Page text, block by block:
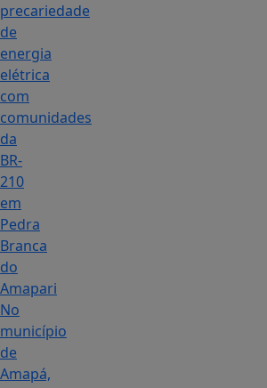
precariedade
de
energia
elétrica
com
comunidades
da
BR-
210
em
Pedra
Branca
do
Amapari
No
município
de
Amapá,